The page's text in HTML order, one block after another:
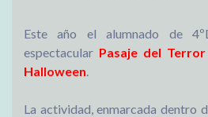
Este año el alumnado de
espectacular Pasaje del Terror
Halloween.
La actividad, enmarcada dentro